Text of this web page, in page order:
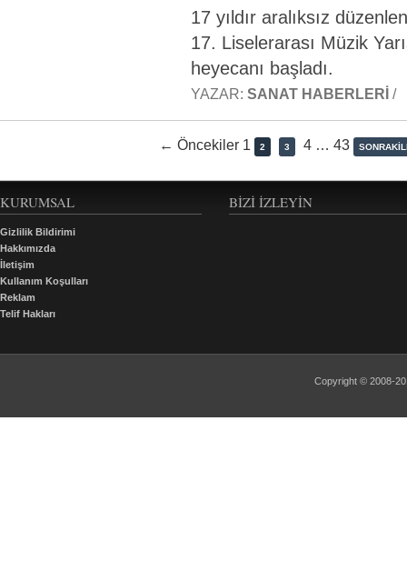
17 yıldır aralıksız
17. Liselerarası Müzik
heyecanı başladı.
YAZAR: SANAT HABERLERI /
← Öncekiler 1 2 3 4 … 43
KURUMSAL
Gizlilik Bildirimi
Hakkımızda
İletişim
Kullanım Koşulları
Reklam
Telif Hakları
BIZI İZLEYIN
Copyright © 2008-